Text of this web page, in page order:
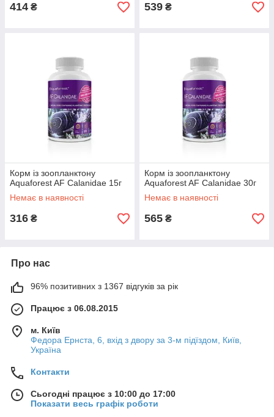
414 ₴ 539 ₴
Корм із зоопланктону
Aquaforest AF Calanidae 15г
Немає в наявності
316 ₴
Корм із зоопланктону
Aquaforest AF Calanidae 30г
Немає в наявності
565 ₴
Про нас
96% позитивних з 1367 відгуків за рік
Працює з 06.08.2015
м. Київ
Федора Ернста, 6, вхід з двору за 3-м підїздом, Київ,
Україна
Контакти
Сьогодні працює з 10:00 до 17:00
Показати весь графік роботи